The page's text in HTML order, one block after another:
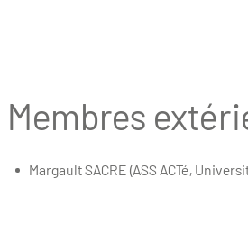
Membres
Margault SACRE (ASS ACTé,